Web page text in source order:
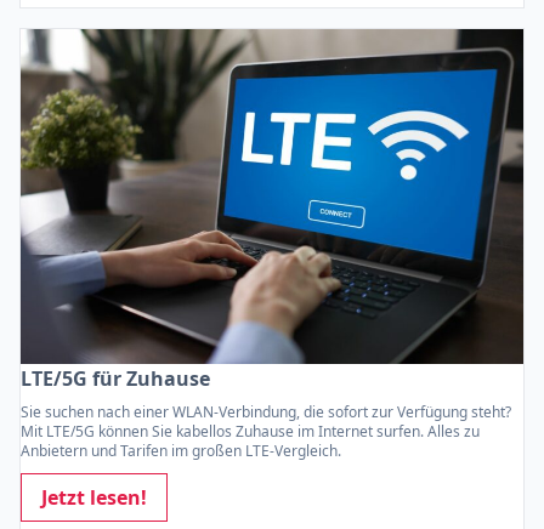
LTE/5G für Zuhause
Sie suchen nach einer WLAN-Verbindung, die sofort zur Verfügung steht?
Mit LTE/5G können Sie kabellos Zuhause im Internet surfen. Alles zu
Anbietern und Tarifen im großen LTE-Vergleich.
Jetzt lesen!